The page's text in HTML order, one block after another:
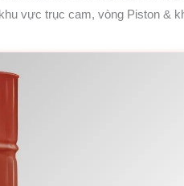
vực trục cam, vòng Piston &